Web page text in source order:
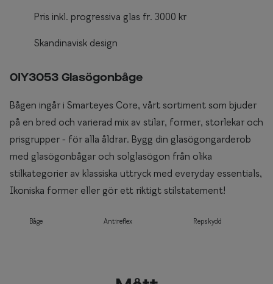
Pris inkl. progressiva glas fr. 3000 kr
Skandinavisk design
0IY3053 Glasögonbåge
Bågen ingår i Smarteyes Core, vårt sortiment som bjuder
på en bred och varierad mix av stilar, former, storlekar och
prisgrupper - för alla åldrar. Bygg din glasögongarderob
med glasögonbågar och solglasögon från olika
stilkategorier av klassiska uttryck med everyday essentials,
Ikoniska former eller gör ett riktigt stilstatement!
Båge Antireflex Repskydd